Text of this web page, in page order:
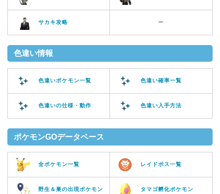
サカキ攻略 ー
色違い情報
色違いポケモン一覧 色違い確率一覧
色違いの仕様・動作 色違い入手方法
ポケモンGOデータベース
全ポケモン一覧 レイドボス一覧
野生＆巣の出現ポケモン タマゴ孵化ポケモン